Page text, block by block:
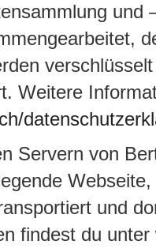
und
Weitere
Servern von
und
findest du unter